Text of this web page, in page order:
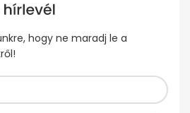
hogy ne maradj le a